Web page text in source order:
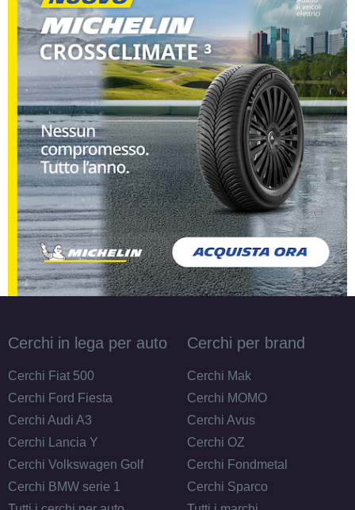
Cerchi in lega per auto
Cerchi Fiat 500
Cerchi Ford Fiesta
Cerchi Audi A3
Cerchi Lancia Y
Cerchi Volkswagen Golf
Cerchi BMW serie 1
Cerchi per brand
Cerchi Mak
Cerchi MOMO
Cerchi Avus
Cerchi OZ
Cerchi Fondmetal
Cerchi Sparco